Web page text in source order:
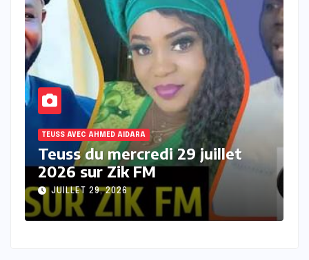
TEUSS AVEC AHMED AIDARA
Teuss du mardi 28 Juillet 2026
sur Zik FM
JUILLET 28, 2026